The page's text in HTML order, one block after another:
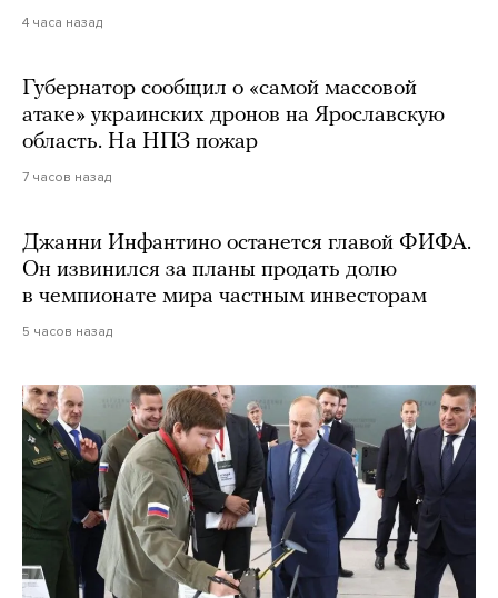
4 часа назад
Губернатор сообщил о «самой массовой
атаке» украинских дронов на Ярославскую
область. На НПЗ пожар
7 часов назад
Джанни Инфантино останется главой ФИФА.
Он извинился за планы продать долю
в чемпионате мира частным инвесторам
5 часов назад